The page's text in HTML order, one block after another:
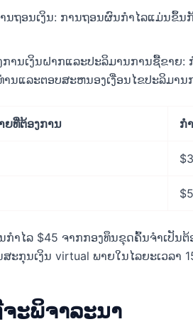
ານຖອນເງິນ: ການຖອນຜົນກຳໄລແມ່ນຂຶ້
ການເງິນຝາກແລະປະລິມານການຊື້ຂາຍ:
ານແລະຕອບສະຫນອງເງື່ອນໄຂປະລິມານ
ຍທີ່ຕ້ອງການ ກໍ
ກໍາໄລ $45 ຈາກກອງທຶນຂຸດຄົ້ນຈໍາເປັນ
ກຸນເງິນ virtual ພາຍໃນໄລຍະເວລາ
ະພິຈາລະນາ